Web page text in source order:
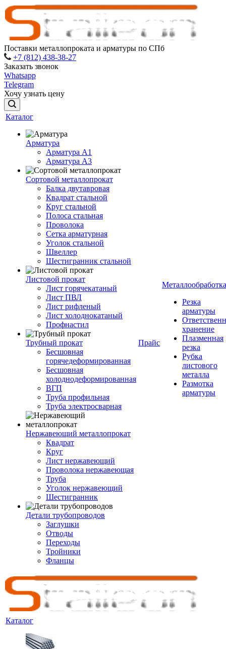
Поставки металлопроката и арматуры по СПб
+7 (812) 438-38-27
Заказать звонок
Whatsapp
Telegram
Хочу узнать цену
Каталог
Арматура
Арматура A1
Арматура А3
Сортовой металлопрокат
Балка двутавровая
Квадрат стальной
Круг стальной
Полоса стальная
Проволока
Сетка арматурная
Уголок стальной
Швеллер
Шестигранник стальной
Листовой прокат
Лист горячекатаный
Лист ПВЛ
Лист рифленый
Лист холоднокатаный
Профнастил
Трубный прокат
Бесшовная
горячедеформированная
Бесшовная
холоднодеформированная
ВГП
Труба профильная
Труба электросварная
Нержавеющий металлопрокат
Квадрат
Круг
Лист нержавеющий
Проволока нержавеющая
Труба
Уголок нержавеющий
Шестигранник
Детали трубопроводов
Заглушки
Отводы
Переходы
Тройники
Фланцы
Прайс
Металлообработка
Резка
арматуры
хранение
Плазменная
резка
Рубка
листового
металла
Размотка
арматуры
Каталог